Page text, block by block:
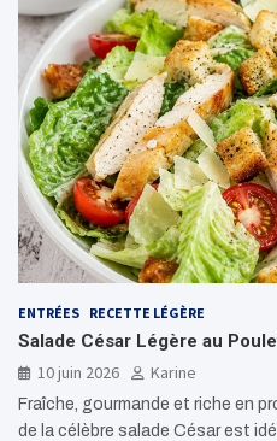
ENTRÉES RECETTE LÉGÈRE
Salade César Légère au
10 juin 2026
Karine
Fraîche, gourmande et riche en
de la célèbre salade César est